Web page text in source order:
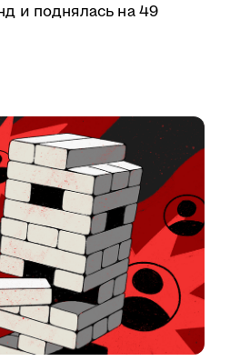
и поднялась на 49